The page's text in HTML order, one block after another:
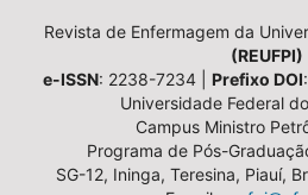
Revista de Enfermagem da
(REUFPI)
e-ISSN: 2238-7234 | Prefixo DOI
Universidade Federal
Campus Ministro
Programa de Pós-
SG-12, Ininga, Teresina, Piauí,